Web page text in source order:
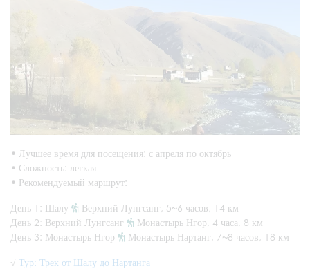
• Лучшее время для посещения: с апреля по октябрь
• Сложность: легкая
• Рекомендуемый маршрут:
День 1: Шалу
Верхний Лунгсанг, 5~6 часов, 14 км
День 2: Верхний Лунгсанг
Монастырь Нгор, 4 часа, 8 км
День 3: Монастырь Нгор
Монастырь Нартанг, 7~8 часов, 18 км
√ Тур: Трек от Шалу до Нартанга